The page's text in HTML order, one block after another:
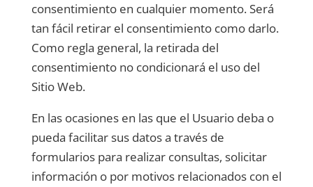
consentimiento en cualquier momento. Será
tan fácil retirar el consentimiento como darlo.
Como regla general, la retirada del
consentimiento no condicionará el uso del
Sitio Web.
En las ocasiones en las que el Usuario deba o
pueda facilitar sus datos a través de
formularios para realizar consultas, solicitar
información o por motivos relacionados con el